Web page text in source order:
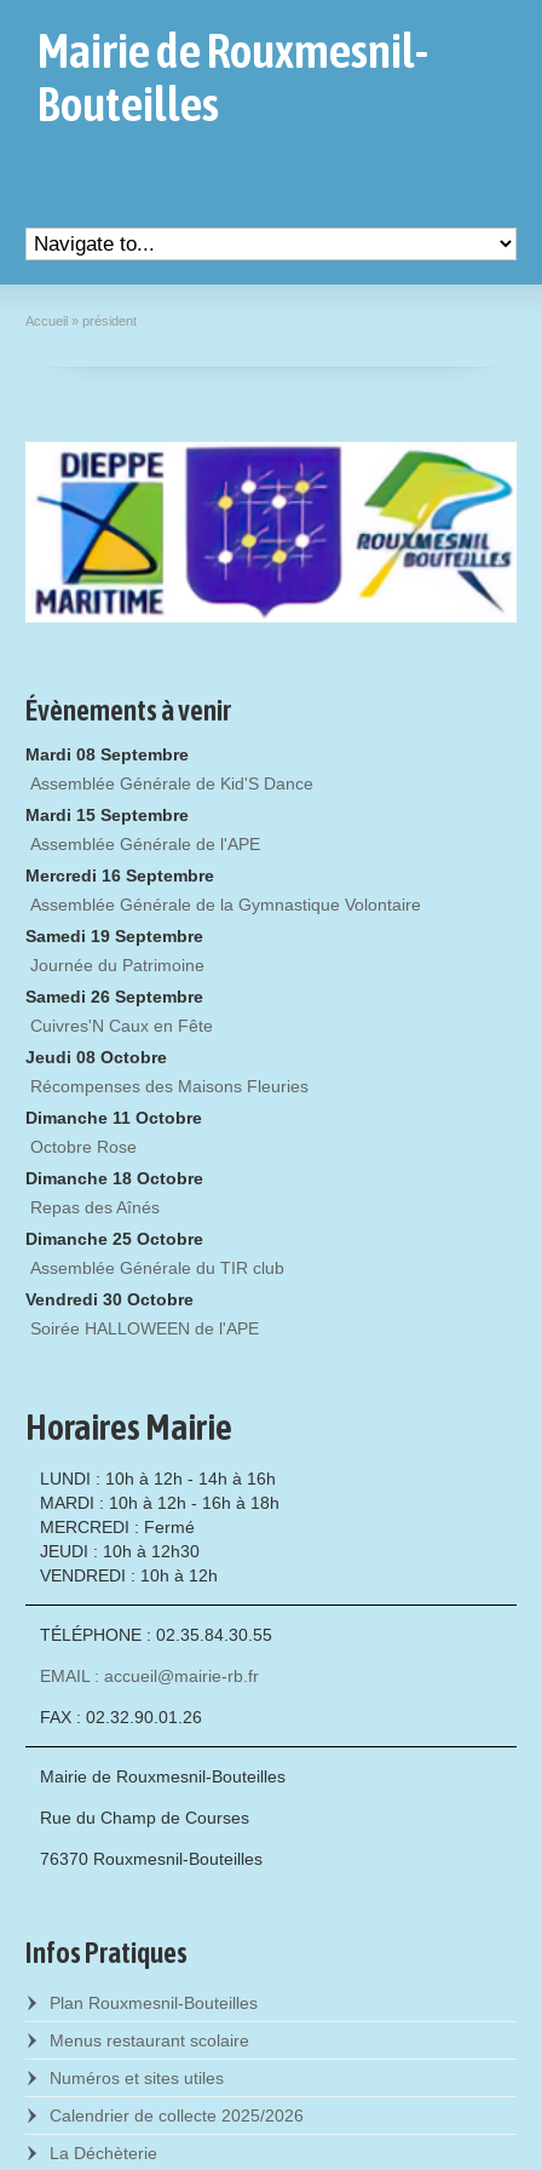
Mairie de Rouxmesnil-
Bouteilles
Accueil » président
Évènements à venir
Mardi 08 Septembre
Assemblée Générale de Kid'S Dance
Mardi 15 Septembre
Assemblée Générale de l'APE
Mercredi 16 Septembre
Assemblée Générale de la Gymnastique Volontaire
Samedi 19 Septembre
Journée du Patrimoine
Samedi 26 Septembre
Cuivres'N Caux en Fête
Jeudi 08 Octobre
Récompenses des Maisons Fleuries
Dimanche 11 Octobre
Octobre Rose
Dimanche 18 Octobre
Repas des Aînés
Dimanche 25 Octobre
Assemblée Générale du TIR club
Vendredi 30 Octobre
Soirée HALLOWEEN de l'APE
Horaires Mairie
LUNDI : 10h à 12h - 14h à 16h
MARDI : 10h à 12h - 16h à 18h
MERCREDI : Fermé
JEUDI : 10h à 12h30
VENDREDI : 10h à 12h
TÉLÉPHONE : 02.35.84.30.55
EMAIL : accueil@mairie-rb.fr
FAX : 02.32.90.01.26
Mairie de Rouxmesnil-Bouteilles
Rue du Champ de Courses
76370 Rouxmesnil-Bouteilles
Infos Pratiques
Plan Rouxmesnil-Bouteilles
Menus restaurant scolaire
Numéros et sites utiles
Calendrier de collecte 2025/2026
La Déchèterie